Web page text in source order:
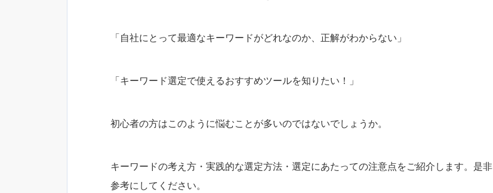
「自社にとって最適なキーワードがどれなのか、正解がわからない」
「キーワード選定で使えるおすすめツールを知りたい！」
初心者の方はこのように悩むことが多いのではないでしょうか。
キーワードの考え方・実践的な選定方法・選定にあたっての注意点をご紹介します。是非
参考にしてください。